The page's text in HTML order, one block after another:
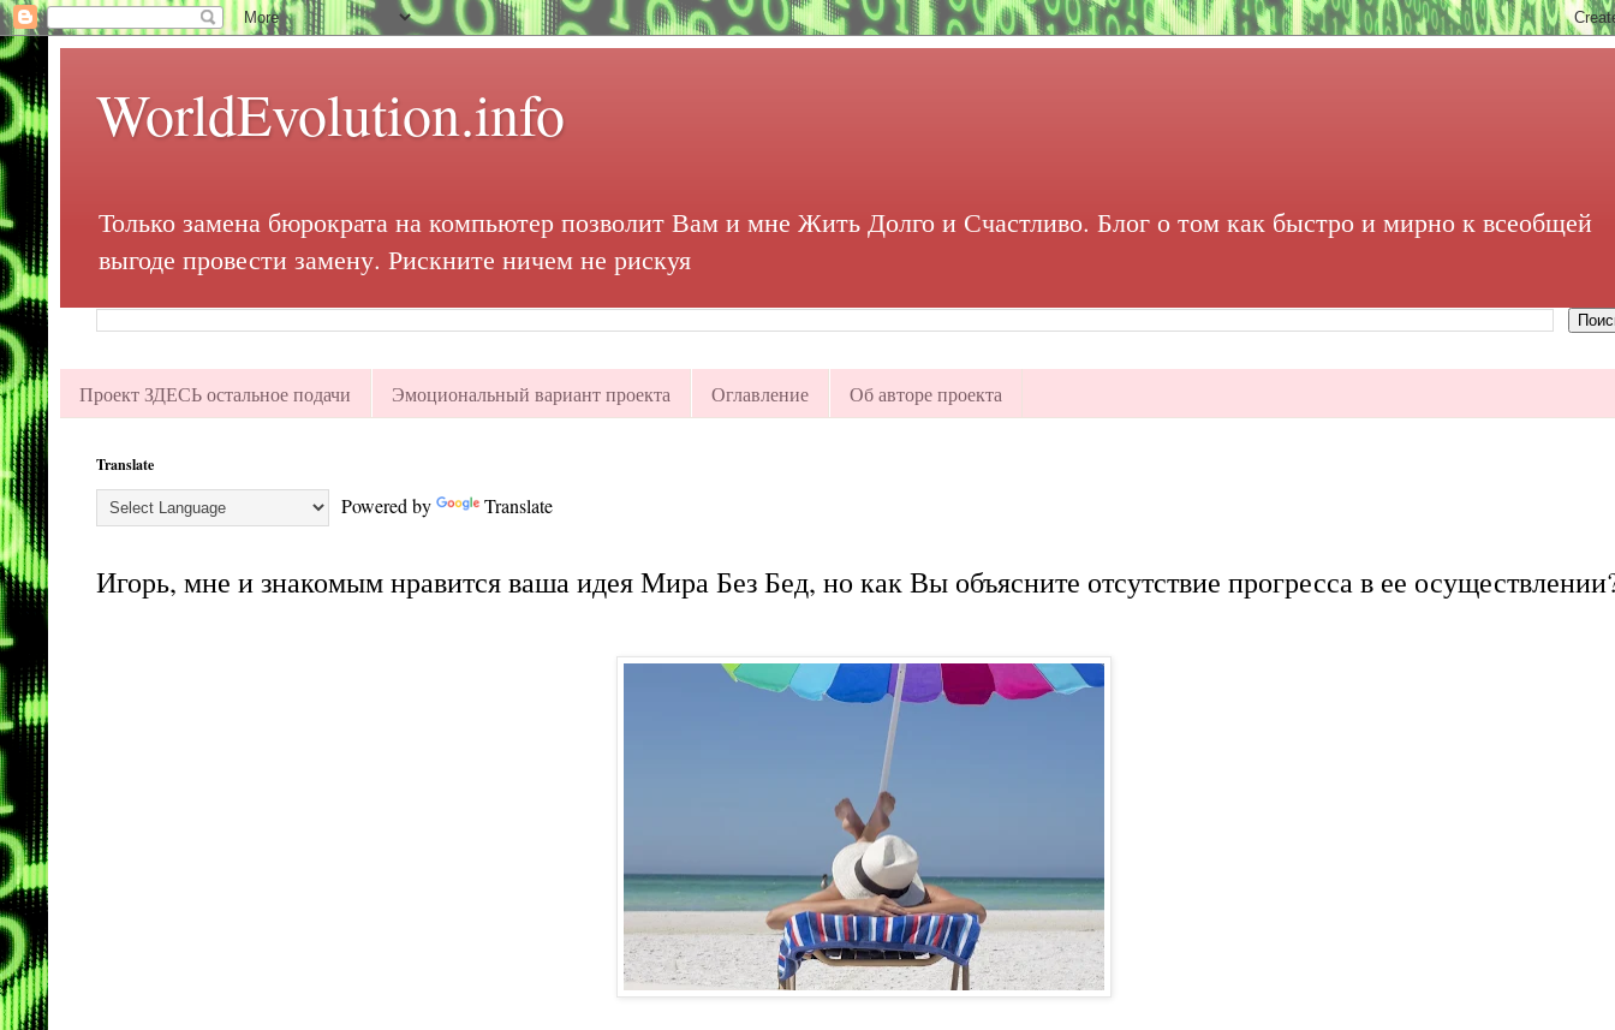
WorldEvolution.info
Только замена бюрократа на компьютер позволит Вам и мне Жить Долго и Счастливо. Блог о том как быстро и мирно к всеобщей
выгоде провести замену. Рискните ничем не рискуя
Проект ЗДЕСЬ остальное подачи Эмоциональный вариант проекта Оглавление Об авторе проекта
Translate
Powered by Translate
Игорь, мне и знакомым нравится ваша идея Мира Без Бед, но как Вы объясните отсутствие прогресса в ее